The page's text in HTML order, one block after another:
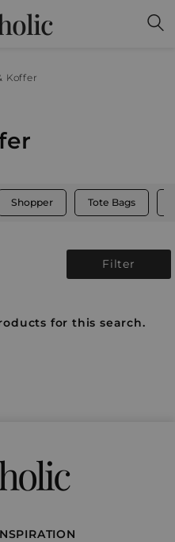
Koffer
Shopper Tote Bags
Filter
for this search.